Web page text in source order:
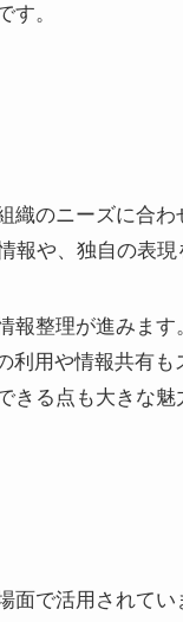
す。
織のニーズに合
や、独自の表現
報整理が進みま
用や情報共有
る点も大きな魅
面で活用されて